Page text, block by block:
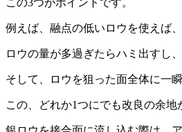
例えば、融点の低いロウを使えば
ロウの量が多過ぎたらハミ出すし
そして、ロウを狙った面全体に一
この、どれか1つにでも改良の余地